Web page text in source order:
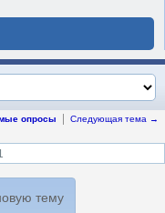
опросы Следующая тема →
тему